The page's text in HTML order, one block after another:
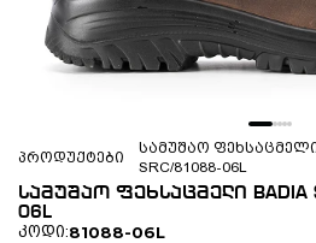
პროდუქტები
სამუშაო ფეხსაცმელი
SRC/81088-06L
სამუშაო ფეხსაცმელი BADIA
06L
კოდი:81088-06L